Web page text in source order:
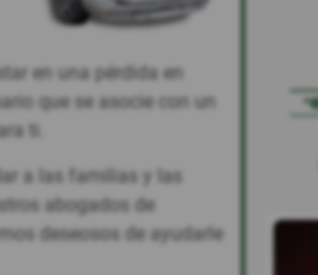
en una pérdida en
que se asocie con un
ti.
a las familias y las
abogados de
deseosos de ayudarle